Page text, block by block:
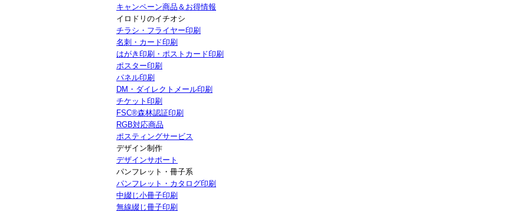
キャンペーン商品＆お得情報
イロドリのイチオシ
チラシ・フライヤー印刷
名刺・カード印刷
はがき印刷・ポストカード印刷
ポスター印刷
パネル印刷
DM・ダイレクトメール印刷
チケット印刷
FSC®森林認証印刷
RGB対応商品
ポスティングサービス
デザイン制作
デザインサポート
パンフレット・冊子系
パンフレット・カタログ印刷
中綴じ小冊子印刷
無線綴じ冊子印刷